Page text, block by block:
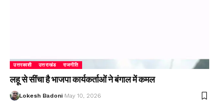
उत्तरकाशी उत्तराखंड राजनीति
लहू से सींचा है भाजपा कार्यकर्ताओं ने बंगाल में कमल
Lokesh Badoni May 10, 2026